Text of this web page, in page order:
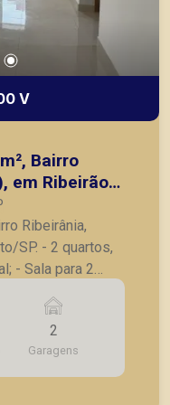
V
Bairro
em Ribeirão
Ribeirânia,
- Sala para 2
- Varanda
com
vendas de
nos
2
Garagens